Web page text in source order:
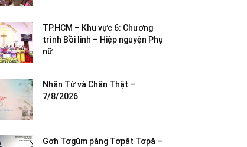
TP.HCM – Khu vực 6: Chương
trình Bồi linh – Hiệp nguyện Phụ
nữ
Nhân Từ và Chân Thật –
7/8/2026
Gơh Tơgŭm păng Tơpăt Tơpă –